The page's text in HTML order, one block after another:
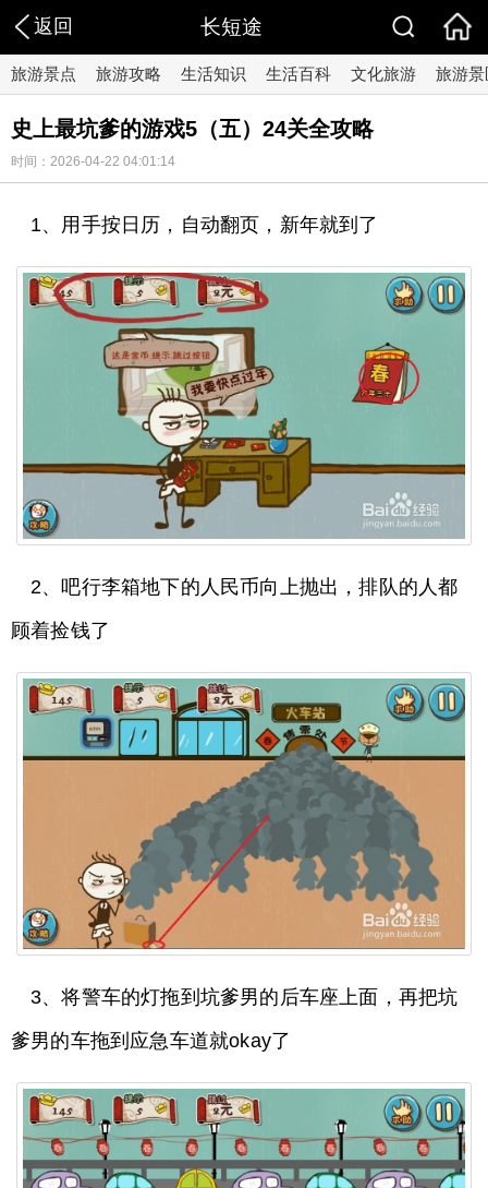
返回 长短途
旅游景点 旅游攻略 生活知识 生活百科 文化旅游 旅游景
史上最坑爹的游戏5（五）24关全攻略
时间：2026-04-22 04:01:14
1、用手按日历，自动翻页，新年就到了
2、吧行李箱地下的人民币向上抛出，排队的人都
顾着捡钱了
3、将警车的灯拖到坑爹男的后车座上面，再把坑
爹男的车拖到应急车道就okay了